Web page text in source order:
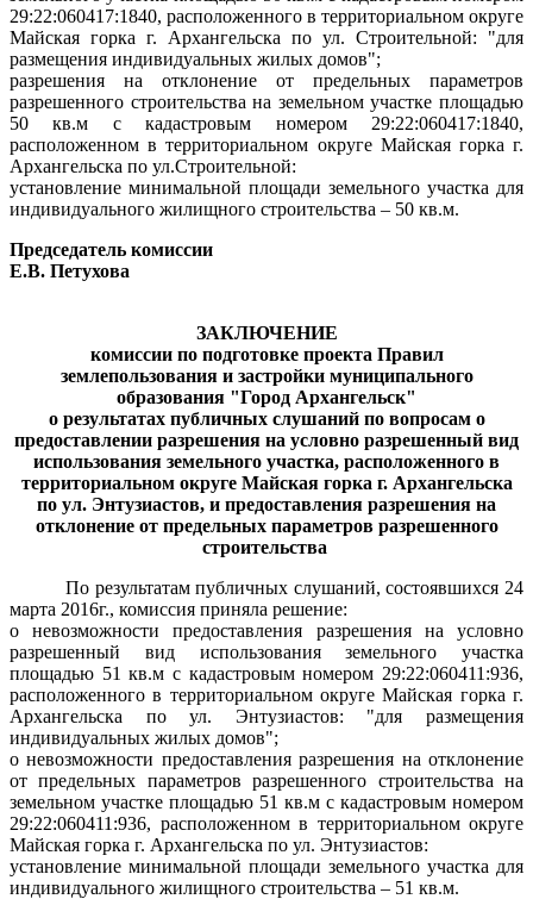
29:22:060417:1840, расположенного в территориальном округе
Майская горка г. Архангельска по ул. Строительной: "для
размещения индивидуальных жилых домов";
разрешения на отклонение от предельных параметров
разрешенного строительства на земельном участке площадью
50 кв.м с кадастровым номером 29:22:060417:1840,
расположенном в территориальном округе Майская горка г.
Архангельска по ул.Строительной:
установление минимальной площади земельного участка для
индивидуального жилищного строительства – 50 кв.м.
Председатель комиссии
Е.В. Петухова
ЗАКЛЮЧЕНИЕ
комиссии по подготовке проекта Правил
землепользования и застройки муниципального
образования "Город Архангельск"
о результатах публичных слушаний по вопросам о
предоставлении разрешения на условно разрешенный вид
использования земельного участка, расположенного в
территориальном округе Майская горка г. Архангельска
по ул. Энтузиастов, и предоставления разрешения на
отклонение от предельных параметров разрешенного
строительства
По результатам публичных слушаний, состоявшихся 24
марта 2016г., комиссия приняла решение:
о невозможности предоставления разрешения на условно
разрешенный вид использования земельного участка
площадью 51 кв.м с кадастровым номером 29:22:060411:936,
расположенного в территориальном округе Майская горка г.
Архангельска по ул. Энтузиастов: "для размещения
индивидуальных жилых домов";
о невозможности предоставления разрешения на отклонение
от предельных параметров разрешенного строительства на
земельном участке площадью 51 кв.м с кадастровым номером
29:22:060411:936, расположенном в территориальном округе
Майская горка г. Архангельска по ул. Энтузиастов:
установление минимальной площади земельного участка для
индивидуального жилищного строительства – 51 кв.м.